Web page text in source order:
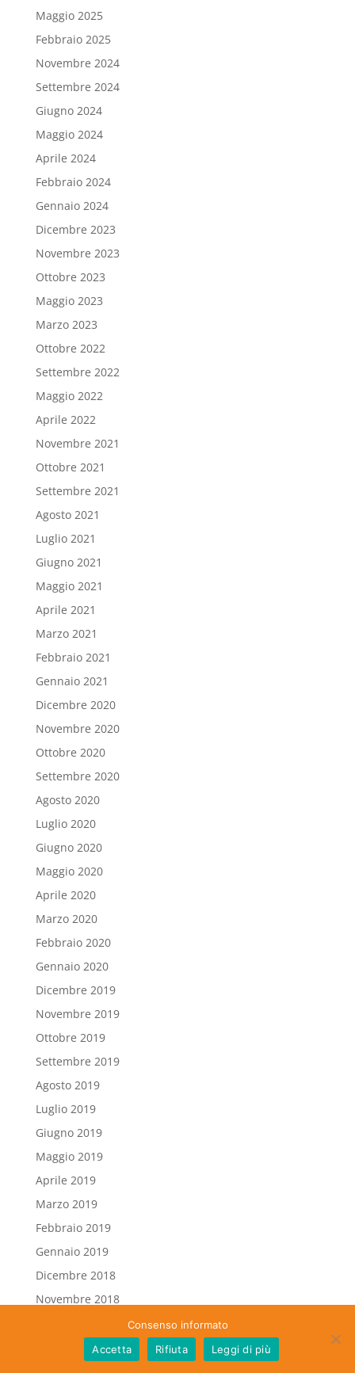
Maggio 2025
Febbraio 2025
Novembre 2024
Settembre 2024
Giugno 2024
Maggio 2024
Aprile 2024
Febbraio 2024
Gennaio 2024
Dicembre 2023
Novembre 2023
Ottobre 2023
Maggio 2023
Marzo 2023
Ottobre 2022
Settembre 2022
Maggio 2022
Aprile 2022
Novembre 2021
Ottobre 2021
Settembre 2021
Agosto 2021
Luglio 2021
Giugno 2021
Maggio 2021
Aprile 2021
Marzo 2021
Febbraio 2021
Gennaio 2021
Dicembre 2020
Novembre 2020
Ottobre 2020
Settembre 2020
Agosto 2020
Luglio 2020
Giugno 2020
Maggio 2020
Aprile 2020
Marzo 2020
Febbraio 2020
Gennaio 2020
Dicembre 2019
Novembre 2019
Ottobre 2019
Settembre 2019
Agosto 2019
Luglio 2019
Giugno 2019
Maggio 2019
Aprile 2019
Marzo 2019
Febbraio 2019
Gennaio 2019
Dicembre 2018
Novembre 2018
Settembre 2018
Consenso informato
Accetta
Rifiuta Leggi di più